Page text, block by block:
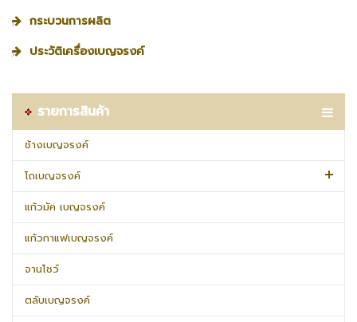
กระบวนการผลิต
ประวัติเครื่องเบญจรงค์
รายการสินค้า
ช้างเบญจรงค์
โถเบญจรงค์
แก้วมัค เบญจรงค์
แก้วกาแฟเบญจรงค์
จานโชว์
ตลับเบญจรงค์